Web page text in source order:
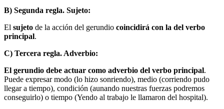
B) Segunda regla. Sujeto:
El sujeto de la acción del gerundio coincidirá con la del verbo
principal.
C) Tercera regla. Adverbio:
El gerundio debe actuar como adverbio del verbo principal.
Puede expresar modo (lo hizo sonriendo), medio (corriendo pudo
llegar a tiempo), condición (aunando nuestras fuerzas podremos
conseguirlo) o tiempo (Yendo al trabajo le llamaron del hospital).